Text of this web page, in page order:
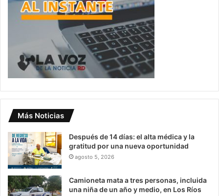
Más Noticias
Después de 14 días: el alta médica y la
gratitud por una nueva oportunidad
agosto 5, 2026
Camioneta mata a tres personas, incluida
una niña de un año y medio, en Los Ríos